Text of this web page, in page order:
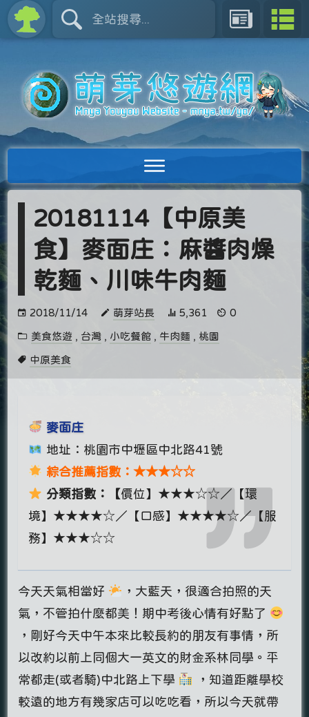
20181114【中原美
食】麥面庄：麻醬肉燥
乾麵、川味牛肉麵
2018/11/14 萌芽站長 5,361 0
美食悠遊 , 台灣 , 小吃餐館 , 牛肉麵 , 桃園
中原美食
麥面庄
地址：桃園市中壢區中北路41號
綜合推薦指數：★★★☆☆
分類指數：【價位】★★★☆☆／【環
境】★★★★☆／【口感】★★★★☆／【服
務】★★★☆☆
今天天氣相當好
，大藍天，很適合拍照的天
氣，不管拍什麼都美！期中考後心情有好點了
，剛好今天中午本來比較長約的朋友有事情，所
以改約以前上同個大一英文的財金系林同學。平
常都走(或者騎)中北路上下學
，知道距離學校
較遠的地方有幾家店可以吃吃看，所以今天就帶